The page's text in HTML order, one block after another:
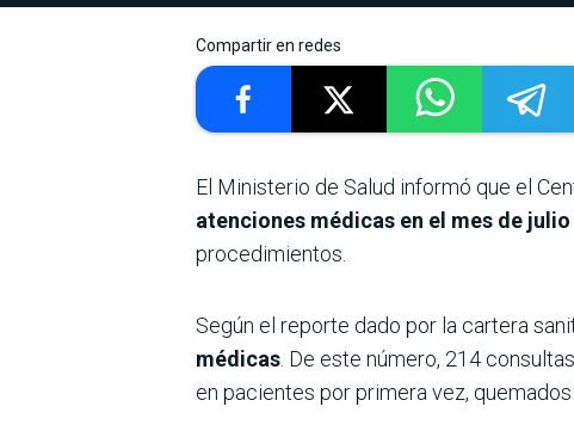
Compartir en redes
El Ministerio de Salud informó que el
atenciones médicas en el mes de julio
procedimientos.
Según el reporte dado por la cartera
médicas. De este número, 214
en pacientes por primera vez,